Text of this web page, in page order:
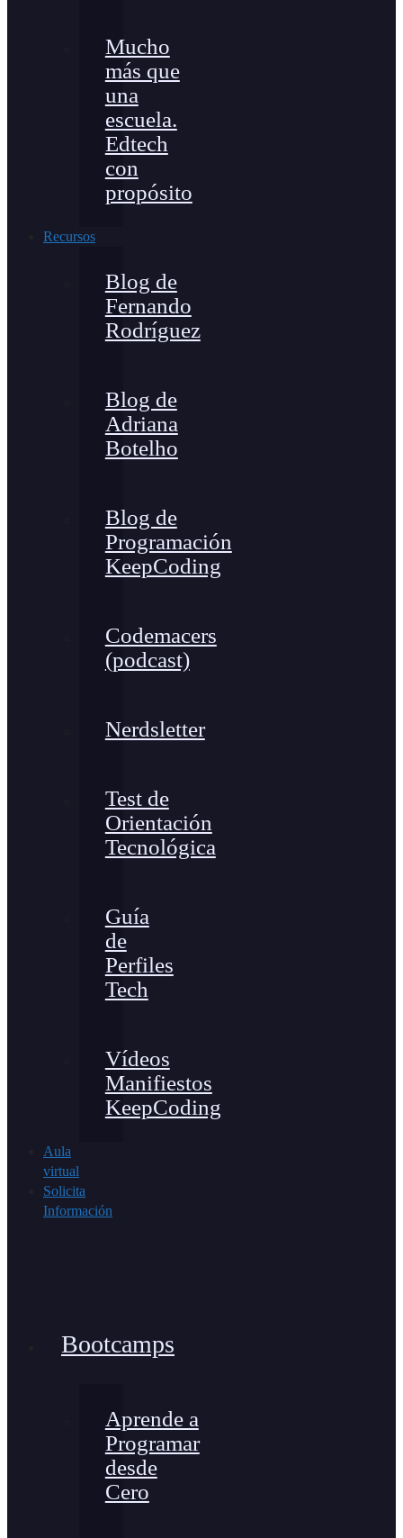
Mucho
más que
una
escuela.
Edtech
con
propósito
Recursos
Blog de
Fernando
Rodríguez
Blog de
Adriana
Botelho
Blog de
Programación
KeepCoding
Codemacers
(podcast)
Nerdsletter
Test de
Orientación
Tecnológica
Guía
de
Perfiles
Tech
Vídeos
Manifiestos
KeepCoding
Aula
virtual
Solicita
Información
Bootcamps
Aprende a
Programar
desde
Cero